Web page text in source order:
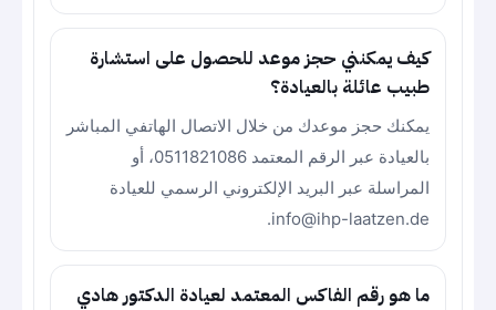
كيف يمكنني حجز موعد للحصول على استشارة
طبيب عائلة بالعيادة؟
يمكنك حجز موعدك من خلال الاتصال الهاتفي المباشر
بالعيادة عبر الرقم المعتمد 0511821086، أو
المراسلة عبر البريد الإلكتروني الرسمي للعيادة
info@ihp-laatzen.de.
ما هو رقم الفاكس المعتمد لعيادة الدكتور هادي